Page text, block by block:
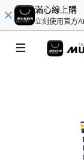
滿心線上購
立刻使用官方